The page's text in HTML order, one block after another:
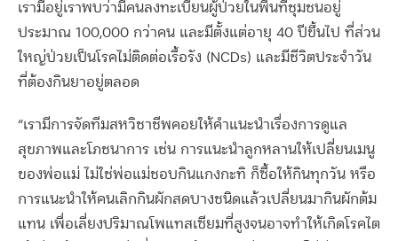
เรามีอยู่เราพบว่ามีคนลงทะเบียนผู้ป่วยในพื้นที่ชุมชนอยู่
ประมาณ 100,000 กว่าคน และมีตั้งแต่อายุ 40 ปีขึ้นไป ที่ส่วน
ใหญ่ป่วยเป็นโรคไม่ติดต่อเรื้อรัง (NCDs) และมีชีวิตประจำวัน
ที่ต้องกินยาอยู่ตลอด
“เรามีการจัดทีมสหวิชาชีพคอยให้คำแนะนำเรื่องการดูแล
สุขภาพและโภชนาการ เช่น การแนะนำลูกหลานให้เปลี่ยนเมนู
ของพ่อแม่ ไม่ใช่พ่อแม่ชอบกินแกงกะทิ ก็ซื้อให้กินทุกวัน หรือ
การแนะนำให้คนเลิกกินผักสดบางชนิดแล้วเปลี่ยนมากินผักต้ม
แทน เพื่อเลี่ยงปริมาณโพแทสเซียมที่สูงจนอาจทำให้เกิดโรคไต